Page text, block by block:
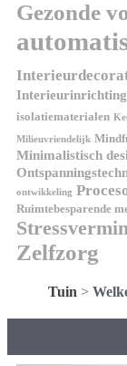
Gezonde
Interieurinrichting
isolatiematerialen
Milieuvriendelijk
Minimalistisch
ontwikkeling
Ruimtebesparende
Zelfzorg
Tuin >